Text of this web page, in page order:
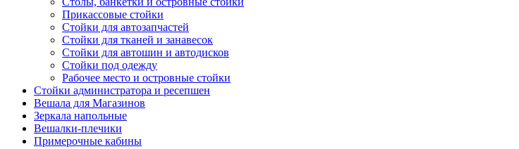
Прикассовые стойки
Стойки для автозапчастей
Стойки для тканей и занавесок
Стойки для автошин и автодисков
Стойки под одежду
Рабочее место и островные стойки
Стойки администратора и ресепшен
Вешала для Магазинов
Зеркала напольные
Вешалки-плечики
Примерочные кабины